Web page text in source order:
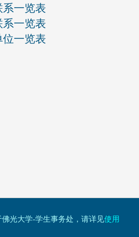
系一览表
系一览表
位一览表
光大学-学生事务处，请详见使用